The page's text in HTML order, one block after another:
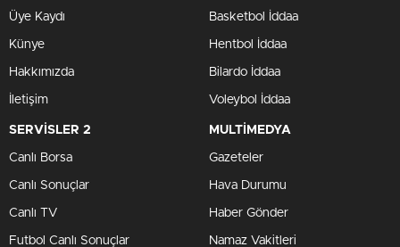
Üye Kaydı
Künye
Hakkımızda
İletişim
Basketbol İddaa
Hentbol İddaa
Bilardo İddaa
Voleybol İddaa
SERVİSLER 2
Canlı Borsa
Canlı Sonuçlar
Canlı TV
Futbol Canlı Sonuçlar
MULTİMEDYA
Gazeteler
Hava Durumu
Haber Gönder
Namaz Vakitleri